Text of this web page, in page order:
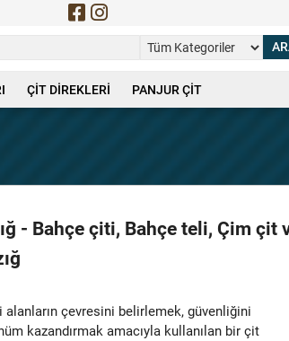
ÇİT DİREKLERİ PANJUR ÇİT
- Bahçe çiti, Bahçe teli, Çim çit
alanların çevresini belirlemek, güvenliğini
kazandırmak amacıyla kullanılan bir çit